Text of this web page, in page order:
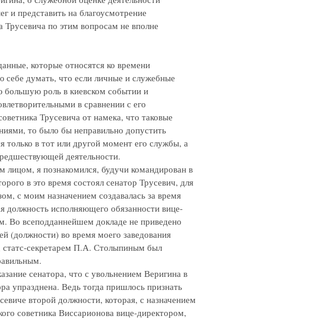
и представить на благоусмотрение
по этим вопросам не вполне
которые относятся ко времени
думать, что если личные и служебные
большую роль в киевском событии и
в сравнении с его
Трусевича от намека, что таковые
то было бы неправильно допустить
только в тот или другой момент его службы, а
деятельности.
я познакомился, будучи командирован в
в это время состоял сенатор Трусевич, для
с моим назначением создавалась за время
должность исполняющего обязанности вице-
Во всеподданнейшем докладе не приведено
(должности) во время моего заведования
статс-секретарем П.А. Столыпиным был
сенатора, что с увольнением Веригина в
упразднена. Ведь тогда пришлось признать
второй должности, которая, с назначением
советника Виссарионова вице-директором,